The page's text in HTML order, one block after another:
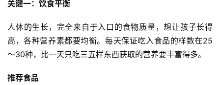
关键一：饮食平衡
人体的生长，完全来自于入口的食物质量，想让孩子长得
高，各种营养素都要均衡。每天保证吃入食品的样数在25
～30种，比一天只吃三五样东西获取的营养要丰富得多。
推荐食品